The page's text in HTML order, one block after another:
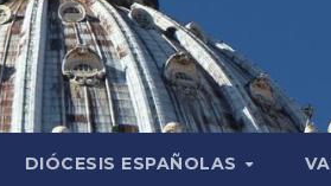
DIÓCESIS ESPAÑOLAS